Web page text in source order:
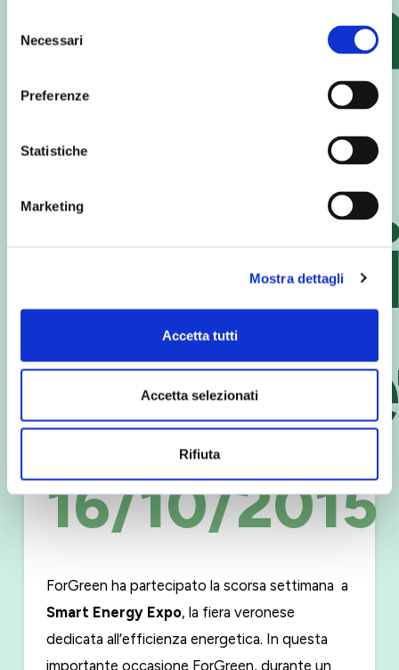
delNecessari
Preferenze
Statistiche
Marketing
Mostra dettagli
Accetta tutti
Accetta selezionati
Rifiuta
per la
16/10/2015
ForGreen ha partecipato la scorsa settimana a
Smart Energy Expo, la fiera veronese
dedicata all’efficienza energetica. In questa
importante occasione ForGreen, durante un